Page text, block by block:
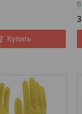
Купить